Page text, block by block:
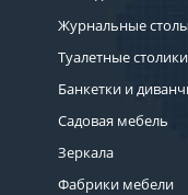
Журнальные столы
Туалетные столики
Банкетки и
Садовая мебель
Зеркала
Фабрики мебели